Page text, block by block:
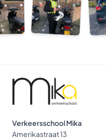
Verkeersschool Mika
Amerikastraat 13